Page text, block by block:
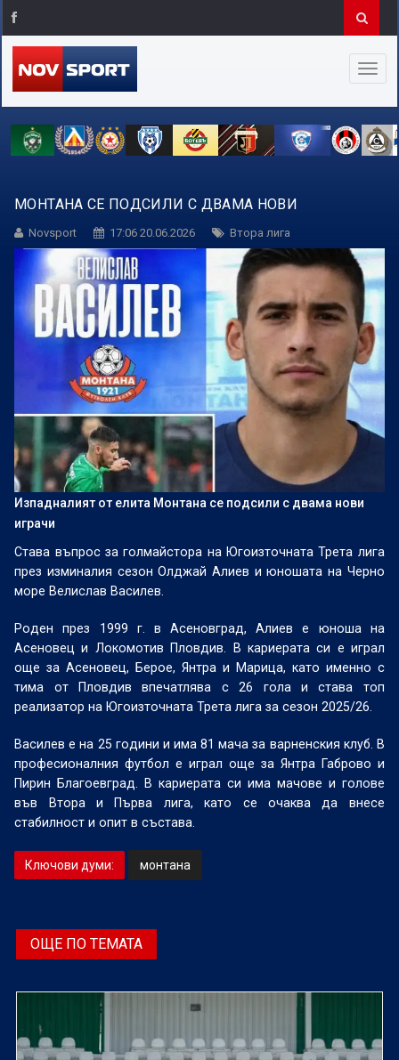
МОНТАНА СЕ ПОДСИЛИ С ДВАМА НОВИ
Novsport 17:06 20.06.2026 Втора лига
Изпадналият от елита Монтана се подсили с двама нови
играчи
Става въпрос за голмайстора на Югоизточната Трета лига
през изминалия сезон Олджай Алиев и юношата на Черно
море Велислав Василев.
Роден през 1999 г. в Асеновград, Алиев е юноша на
Асеновец и Локомотив Пловдив. В кариерата си е играл
още за Асеновец, Берое, Янтра и Марица, като именно с
тима от Пловдив впечатлява с 26 гола и става топ
реализатор на Югоизточната Трета лига за сезон 2025/26.
Василев е на 25 години и има 81 мача за варненския клуб. В
професионалния футбол е играл още за Янтра Габрово и
Пирин Благоевград. В кариерата си има мачове и голове
във Втора и Първа лига, като се очаква да внесе
стабилност и опит в състава.
Ключови думи: монтана
ОЩЕ ПО ТЕМАТА